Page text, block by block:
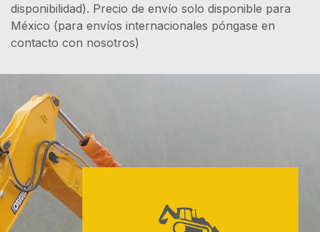
disponibilidad). Precio de envío solo disponible para
México (para envíos internacionales póngase en
contacto con nosotros)